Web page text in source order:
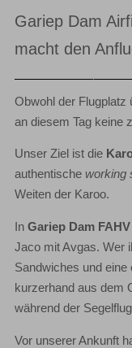
Gariep Dam
macht den
Obwohl der Flugplatz
an diesem Tag keine
Unser Ziel ist die
authentische working
Weiten der Karoo.
In Gariep Dam
Jaco mit Avgas. Wer
Sandwiches und
kurzerhand aus dem
während der
Vor unserer Ankunft